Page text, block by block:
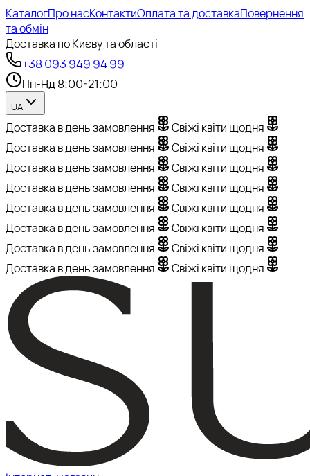
КаталогПро насКонтактиОплата та доставкаПовернення
та обмін
Доставка по Києву та області
+38 093 949 94 99
Пн-Нд 8:00-21:00
UA
Доставка в день замовлення
Свіжі квіти щодня
Доставка в день замовлення
Свіжі квіти щодня
Доставка в день замовлення
Свіжі квіти щодня
Доставка в день замовлення
Свіжі квіти щодня
Доставка в день замовлення
Свіжі квіти щодня
Доставка в день замовлення
Свіжі квіти щодня
Доставка в день замовлення
Свіжі квіти щодня
Доставка в день замовлення
Свіжі квіти щодня